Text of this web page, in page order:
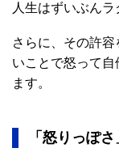
人生はずいぶんラ
さらに、その許
いことで怒って
ます。
「怒りっぽ